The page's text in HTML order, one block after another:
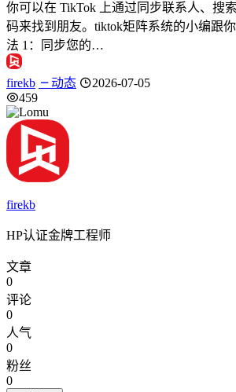
你可以在 TikTok 上通过同步联系人、搜
码来找到朋友。tiktok矩阵系统的小编跟
法 1：同步您的…
firekb 动态
2026-07-05
459
firekb
HP认证金牌工程师
文章
0
评论
0
人气
0
粉丝
0